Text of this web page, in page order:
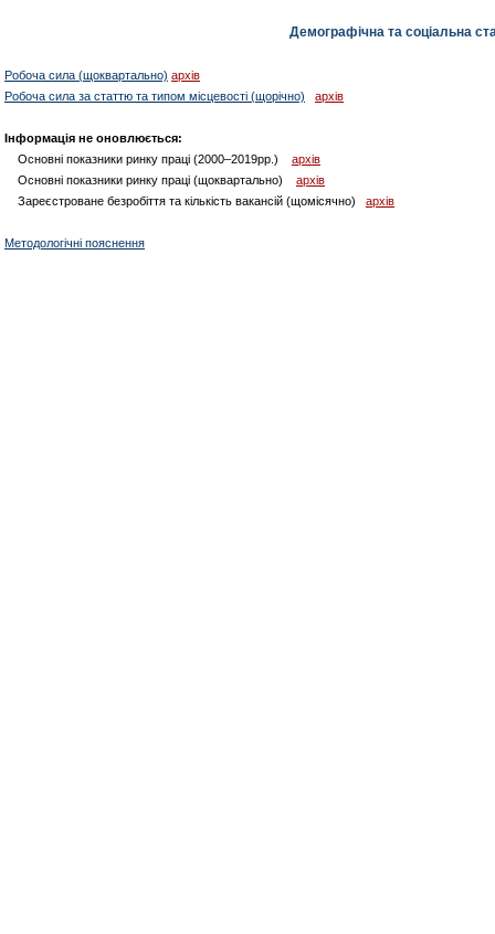
Демографічна та соціальна
Робоча сила (щоквартально) архів
Робоча сила за статтю та типом місцевості (щорічно)
архів
Інформація не оновлюється:
Основні показники ринку праці (2000–2019рр.) архів
Основні показники ринку праці (щоквартально) архів
Зареєстроване безробіття та кількість вакансій (щомісячно) архів
Методологічні пояснення